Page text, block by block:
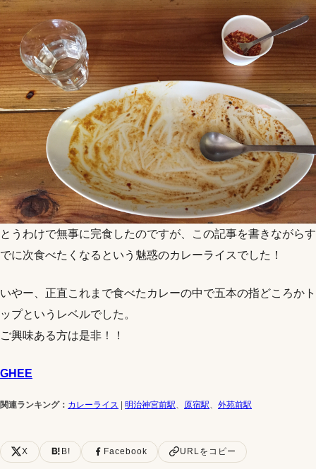
とうわけで無事に完食したのですが、この記事を書きながらす
でに次食べたくなるという魅惑のカレーライスでした！
いやー、正直これまで食べたカレーの中で五本の指どころかト
ップというレベルでした。
ご興味ある方は是非！！
GHEE
関連ランキング： カレーライス | 明治神宮前駅、 原宿駅、 外苑前駅
X B! Facebook URLをコピー